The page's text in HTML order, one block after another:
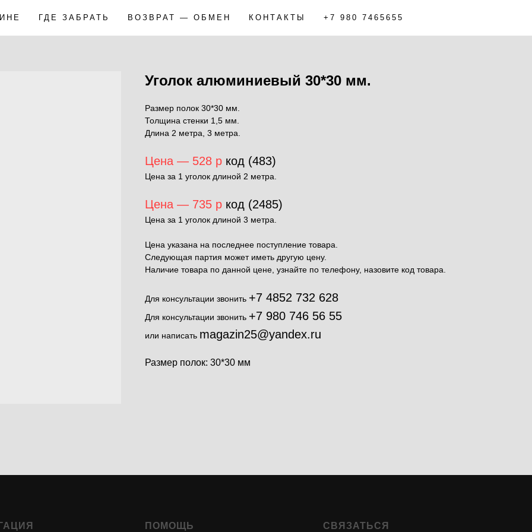
ГДЕ ЗАБРАТЬ ВОЗВРАТ — ОБМЕН КОНТАКТЫ +7 980 7465655
Уголок алюминиевый 30*30 мм.
Размер полок 30*30 мм.
Толщина стенки 1,5 мм.
Длина 2 метра, 3 метра.
Цена — 528 р код (483)
Цена за 1 уголок длиной 2 метра.
Цена — 735 р код (2485)
Цена за 1 уголок длиной 3 метра.
Цена указана на последнее поступление товара.
Следующая партия может иметь другую цену.
Наличие товара по данной цене, узнайте по телефону, назовите код товара.
Для консультации звонить +7 4852 732 628
Для консультации звонить +7 980 746 56 55
или написать magazin25@yandex.ru
Размер полок: 30*30 мм
ПОМОЩЬ СВЯЗАТЬСЯ